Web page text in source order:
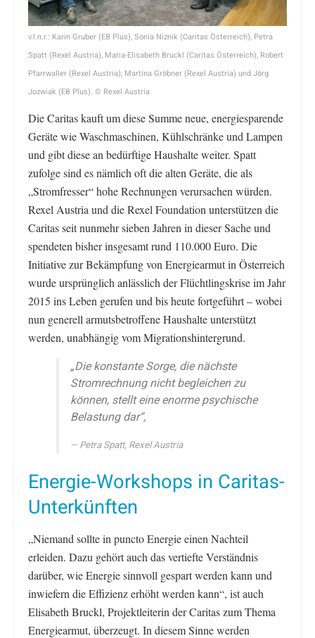
v.l.n.r.: Karin Gruber (EB Plus), Sonia Niznik (Caritas Österreich), Petra
Spatt (Rexel Austria), Maria-Elisabeth Bruckl (Caritas Österreich), Robert
Pfarrwaller (Rexel Austria), Martina Gröbner (Rexel Austria) und Jörg
Jozwiak (EB Plus). © Rexel Austria
Die Caritas kauft um diese Summe neue, energiesparende
Geräte wie Waschmaschinen, Kühlschränke und Lampen
und gibt diese an bedürftige Haushalte weiter. Spatt
zufolge sind es nämlich oft die alten Geräte, die als
„Stromfresser“ hohe Rechnungen verursachen würden.
Rexel Austria und die Rexel Foundation unterstützen die
Caritas seit nunmehr sieben Jahren in dieser Sache und
spendeten bisher insgesamt rund 110.000 Euro. Die
Initiative zur Bekämpfung von Energiearmut in Österreich
wurde ursprünglich anlässlich der Flüchtlingskrise im Jahr
2015 ins Leben gerufen und bis heute fortgeführt – wobei
nun generell armutsbetroffene Haushalte unterstützt
werden, unabhängig vom Migrationshintergrund.
„Die konstante Sorge, die nächste
Stromrechnung nicht begleichen zu
können, stellt eine enorme psychische
Belastung dar“,
Petra Spatt, Rexel Austria
Energie-Workshops in Caritas-
Unterkünften
„Niemand sollte in puncto Energie einen Nachteil
erleiden. Dazu gehört auch das vertiefte Verständnis
darüber, wie Energie sinnvoll gespart werden kann und
inwiefern die Effizienz erhöht werden kann“, ist auch
Elisabeth Bruckl, Projektleiterin der Caritas zum Thema
Energiearmut, überzeugt. In diesem Sinne werden